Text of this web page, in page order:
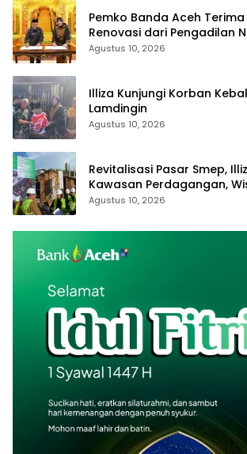
Pemko Banda Aceh
Renovasi dari Pengadilan
Agustus 10, 2026
Illiza Kunjungi Korban
Lamdingin
Agustus 10, 2026
Revitalisasi Pasar Smep,
Kawasan Perdagangan,
Publik Baru
Agustus 10, 2026